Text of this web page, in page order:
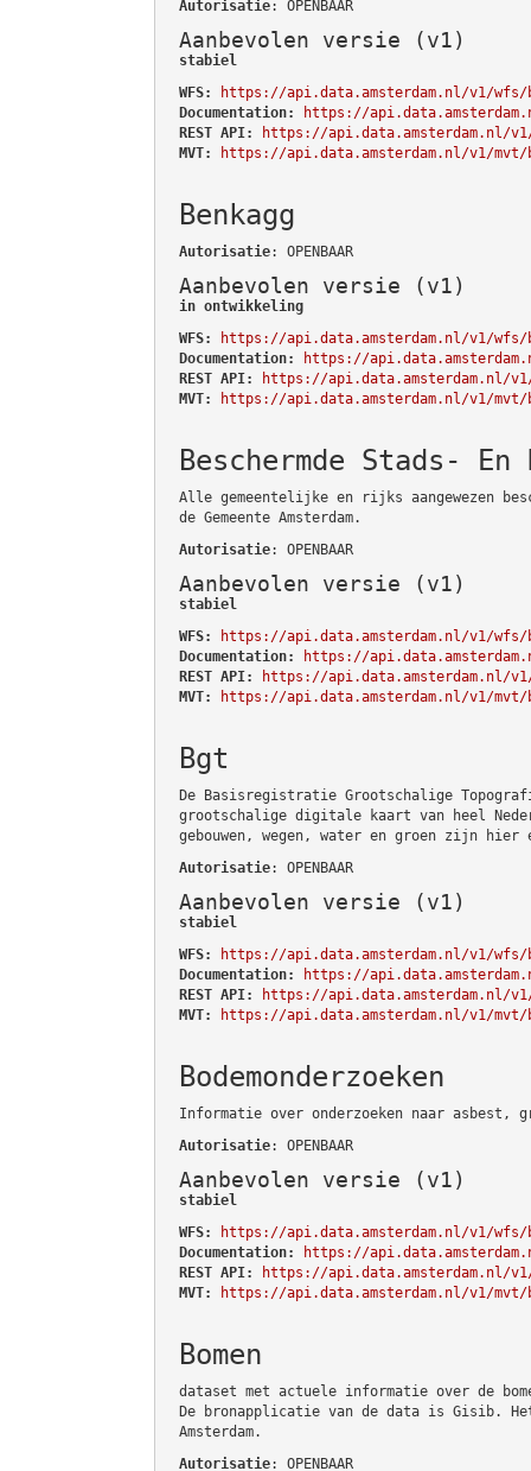
Autorisatie: OPENBAAR
Aanbevolen versie (v1)
stabiel
WFS:
https://api.data.amsterdam.nl/v1/wfs/
Documentation:
https://
REST API:
https://api.data.amsterdam.nl/
MVT:
https://api.data.amsterdam.nl/v1/mvt/
Benkagg
Autorisatie: OPENBAAR
Aanbevolen versie (v1)
in ontwikkeling
WFS:
https://api.data.amsterdam.nl/v1/wfs/
Documentation:
https://
REST API:
https://api.data.amsterdam.nl/v1/
MVT:
https://api.data.amsterdam.nl/v1/mvt/
Beschermde Stads-
Alle gemeentelijke en rijks aangewezen
de Gemeente Amsterdam.
Autorisatie: OPENBAAR
Aanbevolen versie (v1)
stabiel
WFS:
https://api.data.amsterdam.nl/v1/wfs/
Documentation:
https://
REST API:
https://api.data.amsterdam.nl/v1/
MVT:
https://api.data.amsterdam.nl/v1/mvt/
Bgt
De Basisregistratie Grootschalige
grootschalige digitale kaart van heel
gebouwen, wegen, water en groen zijn hier
Autorisatie: OPENBAAR
Aanbevolen versie (v1)
stabiel
WFS:
https://api.data.amsterdam.nl/v1/wfs/
Documentation:
https://
REST API:
https://api.data.amsterdam.nl/
MVT:
https://api.data.amsterdam.nl/v1/mvt/
Bodemonderzoeken
Informatie over onderzoeken naar asbest,
Autorisatie: OPENBAAR
Aanbevolen versie (v1)
stabiel
WFS:
https://api.data.amsterdam.nl/v1/wfs/
Documentation:
https://
REST API:
https://api.data.amsterdam.nl/v1/
MVT:
https://api.data.amsterdam.nl/v1/mvt/
Bomen
dataset met actuele informatie over de
De bronapplicatie van de data is Gisib. Het
Amsterdam.
Autorisatie: OPENBAAR